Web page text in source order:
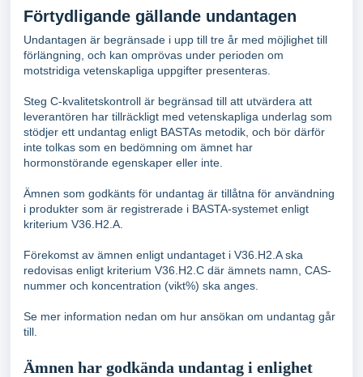
Förtydligande gällande undantagen
Undantagen är begränsade i upp till tre år med möjlighet till
förlängning, och kan omprövas under perioden om
motstridiga vetenskapliga uppgifter presenteras.
Steg C-kvalitetskontroll är begränsad till att utvärdera att
leverantören har tillräckligt med vetenskapliga underlag som
stödjer ett undantag enligt BASTAs metodik, och bör därför
inte tolkas som en bedömning om ämnet har
hormonstörande egenskaper eller inte.
Ämnen som godkänts för undantag är tillåtna för användning
i produkter som är registrerade i BASTA-systemet enligt
kriterium V36.H2.A.
Förekomst av ämnen enligt undantaget i V36.H2.A ska
redovisas enligt kriterium V36.H2.C där ämnets namn, CAS-
nummer och koncentration (vikt%) ska anges.
Se mer information nedan om hur ansökan om undantag går
till.
Ämnen har godkända undantag i enlighet